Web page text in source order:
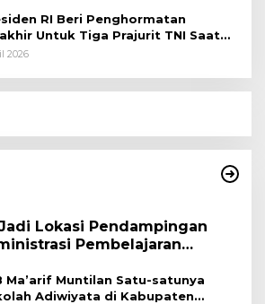
RI Beri Penghormatan
Untuk Tiga Prajurit TNI Saat
di Bandara Soekarno-
2026
Lokasi Pendampingan
Pembelajaran
Ma’arif Muntilan Satu-satunya
Adiwiyata di Kabupaten